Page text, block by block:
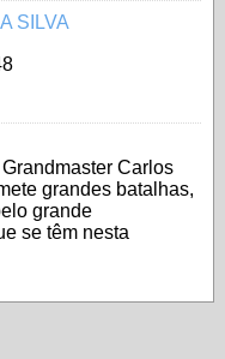
SILVA
Carlos
grandes batalhas,
grande
se têm nesta